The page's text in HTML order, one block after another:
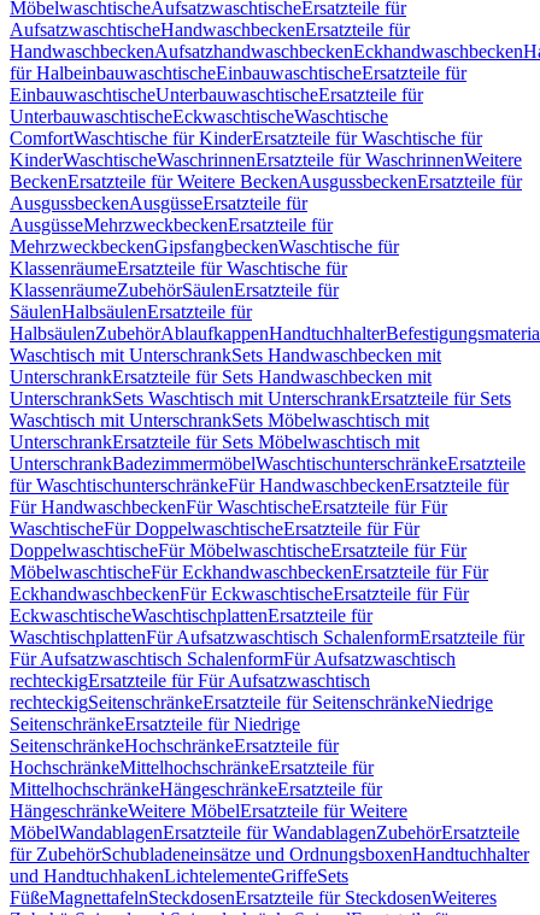
MöbelwaschtischeAufsatzwaschtischeErsatzteile für
AufsatzwaschtischeHandwaschbeckenErsatzteile für
HandwaschbeckenAufsatzhandwaschbeckenEckhandwaschbecken
für HalbeinbauwaschtischeEinbauwaschtischeErsatzteile für
EinbauwaschtischeUnterbauwaschtischeErsatzteile für
UnterbauwaschtischeEckwaschtischeWaschtische
ComfortWaschtische für KinderErsatzteile für Waschtische für
KinderWaschtischeWaschrinnenErsatzteile für WaschrinnenWeitere
BeckenErsatzteile für Weitere BeckenAusgussbeckenErsatzteile für
AusgussbeckenAusgüsseErsatzteile für
AusgüsseMehrzweckbeckenErsatzteile für
MehrzweckbeckenGipsfangbeckenWaschtische für
KlassenräumeErsatzteile für Waschtische für
KlassenräumeZubehörSäulenErsatzteile für
SäulenHalbsäulenErsatzteile für
HalbsäulenZubehörAblaufkappenHandtuchhalter
Waschtisch mit UnterschrankSets Handwaschbecken mit
UnterschrankErsatzteile für Sets Handwaschbecken mit
UnterschrankSets Waschtisch mit UnterschrankErsatzteile für Sets
Waschtisch mit UnterschrankSets Möbelwaschtisch mit
UnterschrankErsatzteile für Sets Möbelwaschtisch mit
UnterschrankBadezimmermöbelWaschtischunterschränkeErsatzteile
für WaschtischunterschränkeFür HandwaschbeckenErsatzteile für
Für HandwaschbeckenFür WaschtischeErsatzteile für Für
WaschtischeFür DoppelwaschtischeErsatzteile für Für
DoppelwaschtischeFür MöbelwaschtischeErsatzteile für Für
MöbelwaschtischeFür EckhandwaschbeckenErsatzteile für Für
EckhandwaschbeckenFür EckwaschtischeErsatzteile für Für
EckwaschtischeWaschtischplattenErsatzteile für
WaschtischplattenFür Aufsatzwaschtisch SchalenformErsatzteile für
Für Aufsatzwaschtisch SchalenformFür Aufsatzwaschtisch
rechteckigErsatzteile für Für Aufsatzwaschtisch
rechteckigSeitenschränkeErsatzteile für SeitenschränkeNiedrige
SeitenschränkeErsatzteile für Niedrige
SeitenschränkeHochschränkeErsatzteile für
HochschränkeMittelhochschränkeErsatzteile für
MittelhochschränkeHängeschränkeErsatzteile für
HängeschränkeWeitere MöbelErsatzteile für Weitere
MöbelWandablagenErsatzteile für WandablagenZubehörErsatzteile
für ZubehörSchubladeneinsätze und OrdnungsboxenHandtuchhalter
und HandtuchhakenLichtelementeGriffeSets
FüßeMagnettafelnSteckdosenErsatzteile für SteckdosenWeiteres